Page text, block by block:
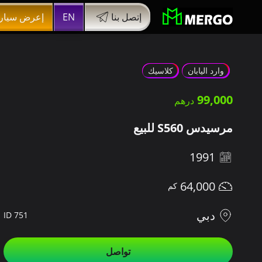
إعرض EN إتصل بنا
وارد اليابان كلاسيك
99,000
مرسيدس S560 للبيع
1991
64,000
دبي
ID 751
تواصل